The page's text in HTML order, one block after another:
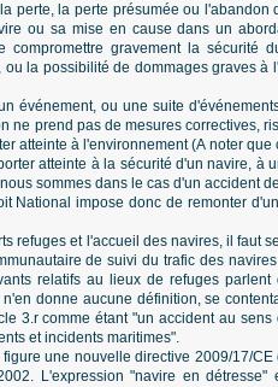
perte, la perte présumée ou
ou sa mise en cause dans un
compromettre gravement la
la possibilité de dommages graves
événement, ou une suite
ne prend pas de mesures correctives,
atteinte à l'environnement (A noter
atteinte à la sécurité d'un navire, à
sommes dans le cas d'un accident
National impose donc de remonter
refuges et l'accueil des navires, il faut
de suivi du trafic des
relatifs au lieux de refuges parlent
donne aucune définition, se
3.r comme étant "un accident au sens
et incidents maritimes".
une nouvelle directive 2009/17/CE
L'expression "navire en détresse"